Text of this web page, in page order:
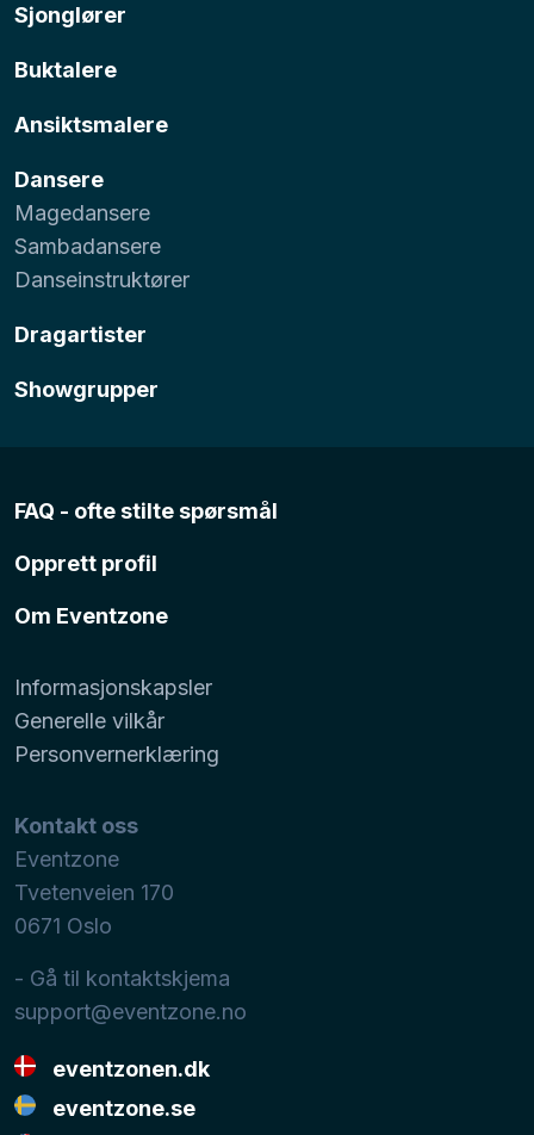
Sjonglører
Buktalere
Ansiktsmalere
Dansere
Magedansere
Sambadansere
Danseinstruktører
Dragartister
Showgrupper
FAQ - ofte stilte spørsmål
Opprett profil
Om Eventzone
Informasjonskapsler
Generelle vilkår
Personvernerklæring
Kontakt oss
Eventzone
Tvetenveien 170
0671 Oslo
- Gå til kontaktskjema
support@eventzone.no
eventzonen.dk
eventzone.se